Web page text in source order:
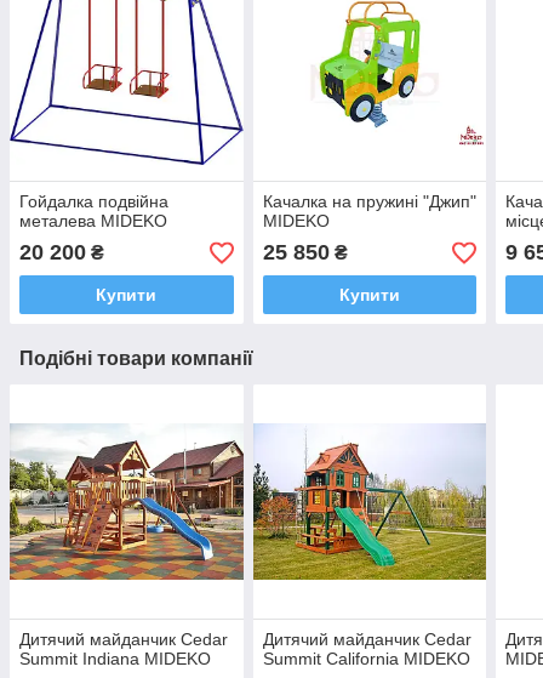
Гойдалка подвійна
металева MIDEKO
20 200 ₴
Купити
Качалка на пружині "Джип"
MIDEKO
25 850₴
Купити
9
Подібні товари компанії
Дитячий майданчик Cedar
Summit Indiana MIDEKO
Дитячий майданчик Cedar
Summit California MIDEKO